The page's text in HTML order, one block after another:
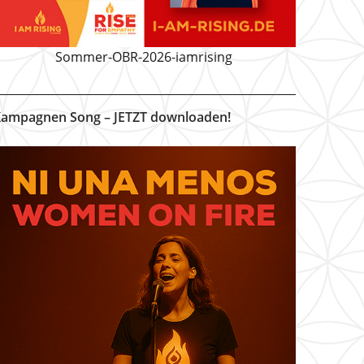
Sommer-OBR-2026-iamrising
Song – JETZT downloaden!